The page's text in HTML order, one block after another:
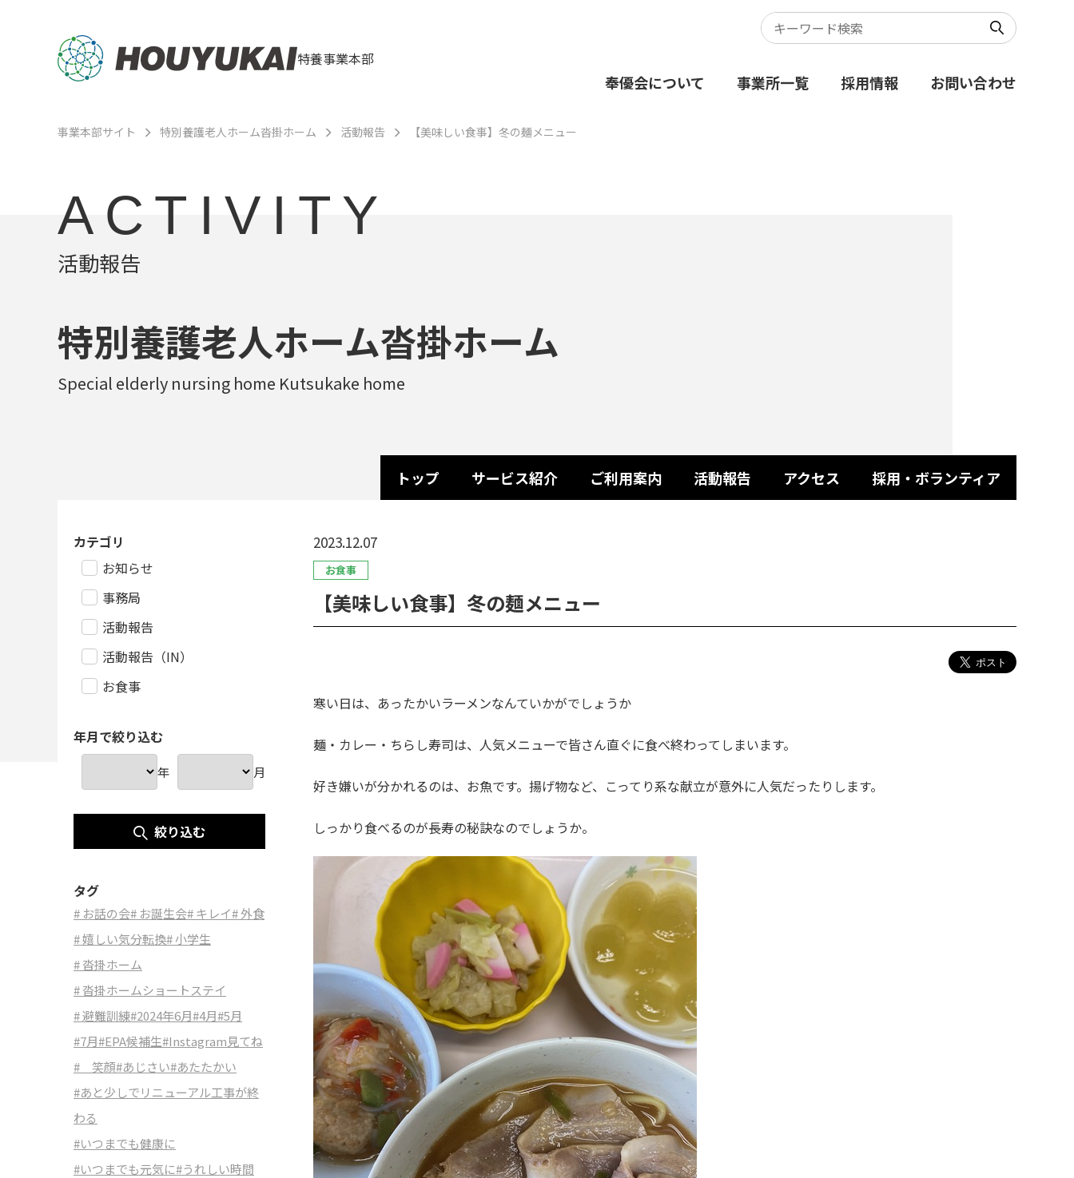
特養事業本部
奉優会について 事業所一覧 採用情報 お問い合わせ
事業本部サイト 特別養護老人ホーム沓掛ホーム 活動報告 【美味しい食事】冬の麺メニュー
ACTIVITY
活動報告
特別養護老人ホーム沓掛ホーム
Special elderly nursing home Kutsukake home
トップ サービス紹介 ご利用案内 活動報告 アクセス 採用・ボランティア
2023.12.07
お食事
【美味しい食事】冬の麺メニュー
寒い日は、あったかいラーメンなんていかがでしょうか
麺・カレー・ちらし寿司は、人気メニューで皆さん直ぐに食べ終わってしまいます。
好き嫌いが分かれるのは、お魚です。揚げ物など、こってり系な献立が意外に人気だったりします。
しっかり食べるのが長寿の秘訣なのでしょうか。
カテゴリ
お知らせ
事務局
活動報告
活動報告（IN）
お食事
年月で絞り込む
年 月
絞り込む
タグ
# お話の会# お誕生会# キレイ# 外食
# 嬉しい気分転換# 小学生
# 沓掛ホーム
# 沓掛ホームショートステイ
# 避難訓練#2024年6月#4月#5月
#7月#EPA候補生#Instagram見てね
# 笑顔#あじさい#あたたかい
#あと少しでリニューアル工事が終
わる
#いつまでも健康に
#いつまでも元気に#うれしい時間